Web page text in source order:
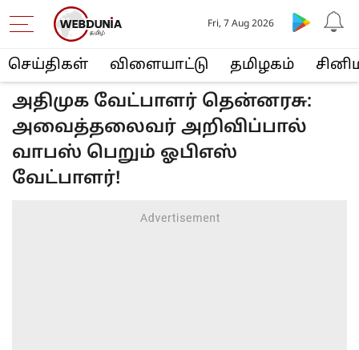
செய்திகள் விளையா‌ட்டு த‌மிழக‌ம்
Fri, 7 Aug 2026
அதிமுக வேட்பாளர் தென்னரசு:
அவைத்தலைவர் அறிவிப்பால்
வாபஸ் பெறும் ஓபிஎஸ்
வேட்பாளர்!